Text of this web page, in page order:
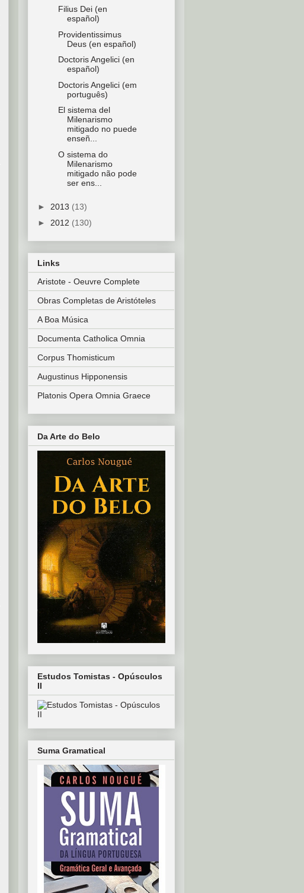
Filius Dei (en
español)
Providentissimus
Deus (en español)
Doctoris Angelici (en
español)
Doctoris Angelici (em
português)
El sistema del
Milenarismo
mitigado no puede
enseñ...
O sistema do
Milenarismo
mitigado não pode
ser ens...
► 2013 (13)
► 2012 (130)
Links
Aristote - Oeuvre Complete
Obras Completas de Aristóteles
A Boa Música
Documenta Catholica Omnia
Corpus Thomisticum
Augustinus Hipponensis
Platonis Opera Omnia Graece
Da Arte do Belo
Estudos Tomistas - Opúsculos
II
Suma Gramatical